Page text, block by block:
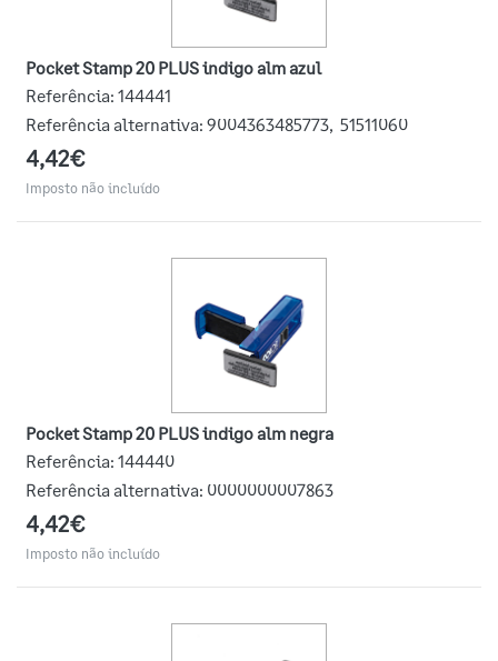
Pocket Stamp 20 PLUS indigo alm azul
Referência: 144441
Referência alternativa: 9004363485773, 51511060
4,42€
Imposto não incluído
Pocket Stamp 20 PLUS indigo alm negra
Referência: 144440
Referência alternativa: 0000000007863
4,42€
Imposto não incluído